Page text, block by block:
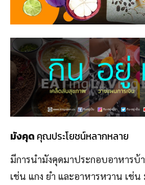
มังคุด คุณประโยชน์หลากหลาย
มีการนำมังคุดมาประกอบอาหารบ้
เช่น แกง ยำ และอาหารหวาน เช่